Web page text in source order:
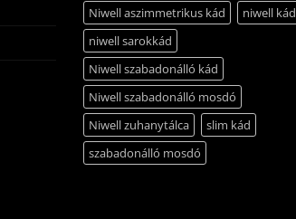
Niwell aszimmetrikus kád
niwell kád
niwell sarokkád
Niwell szabadonálló kád
Niwell szabadonálló mosdó
Niwell zuhanytálca
slim kád
szabadonálló mosdó